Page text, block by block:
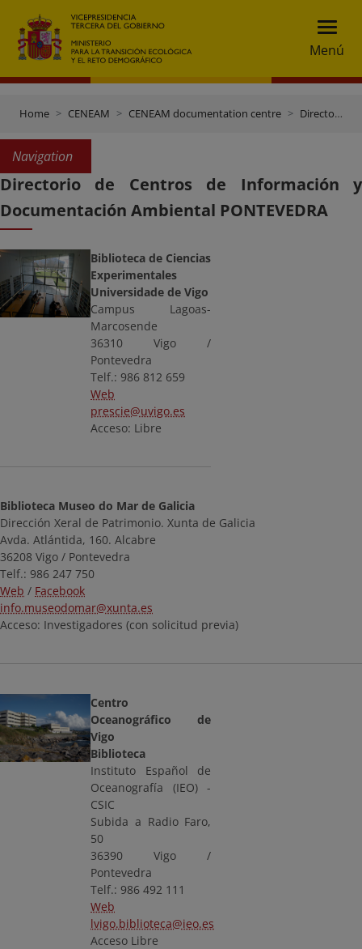
Menú
Home CENEAM CENEAM documentation centre Directory of documentation centres
Navigation
Directorio de Centros de Información y
Documentación Ambiental PONTEVEDRA
Biblioteca de Ciencias
Experimentales
Universidade de Vigo
Campus Lagoas-
Marcosende
36310 Vigo /
Pontevedra
Telf.: 986 812 659
Web
prescie@uvigo.es
Acceso: Libre
Biblioteca Museo do Mar de Galicia
Dirección Xeral de Patrimonio. Xunta de Galicia
Avda. Atlántida, 160. Alcabre
36208 Vigo / Pontevedra
Telf.: 986 247 750
Web / Facebook
info.museodomar@xunta.es
Acceso: Investigadores (con solicitud previa)
Centro
Oceanográfico de
Vigo
Biblioteca
Instituto Español de
Oceanografía (IEO) -
CSIC
Subida a Radio Faro,
50
36390 Vigo /
Pontevedra
Telf.: 986 492 111
Web
lvigo.biblioteca@ieo.es
Acceso Libre